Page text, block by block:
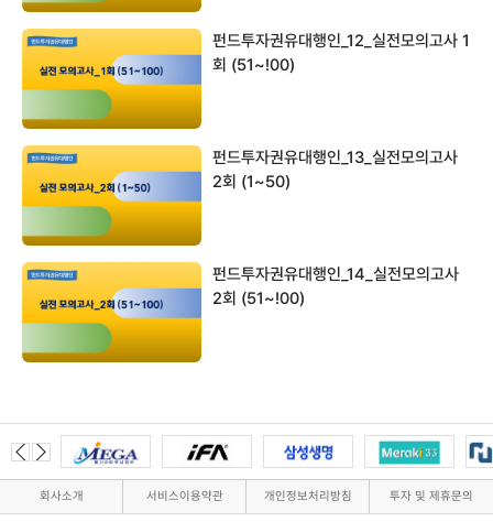
펀드투자권유대행인_12_실전모의고사 1
회 (51~!00)
펀드투자권유대행인_13_실전모의고사
2회 (1~50)
펀드투자권유대행인_14_실전모의고사
2회 (51~!00)
회사소개 서비스이용약관 개인정보처리방침 투자 및 제휴문의